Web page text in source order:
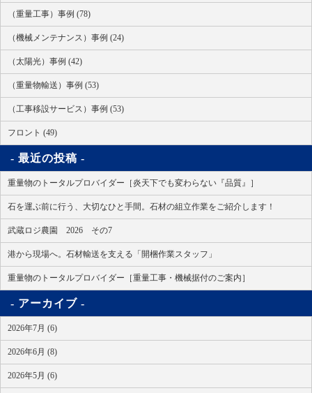
（重量工事）事例 (78)
（機械メンテナンス）事例 (24)
（太陽光）事例 (42)
（重量物輸送）事例 (53)
（工事移設サービス）事例 (53)
フロント (49)
最近の投稿
重量物のトータルプロバイダー［炎天下でも変わらない『品質』］
石を運ぶ前に行う、大切なひと手間。石材の組立作業をご紹介します！
武蔵ロジ農園 2026 その7
港から現場へ。石材輸送を支える「開梱作業スタッフ」
重量物のトータルプロバイダー［重量工事・機械据付のご案内］
アーカイブ
2026年7月 (6)
2026年6月 (8)
2026年5月 (6)